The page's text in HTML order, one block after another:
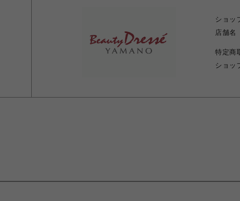
ショッ
店舗名
特定商
ショッ